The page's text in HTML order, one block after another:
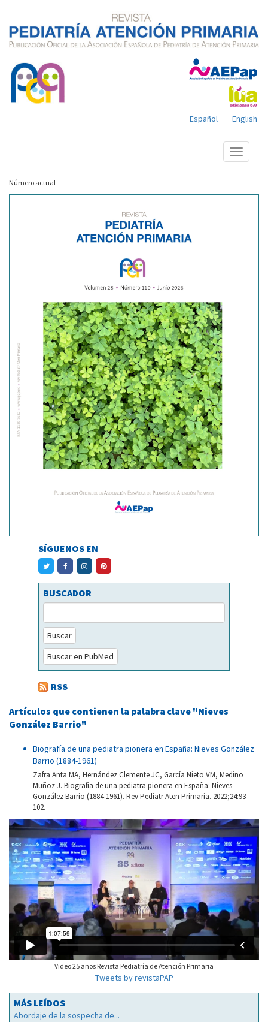
English
Español
Mostrar
menú
Número actual
SÍGUENOS EN
BUSCADOR
Buscar
Buscar en PubMed
RSS
Artículos que contienen la palabra clave "Nieves
González Barrio"
Biografía de una pediatra pionera en España: Nieves González
Barrio (1884-1961)
Zafra Anta MA, Hernández Clemente JC, García Nieto VM, Medino
Muñoz J. Biografía de una pediatra pionera en España: Nieves
González Barrio (1884-1961). Rev Pediatr Aten Primaria. 2022;24:93-
102.
Video 25 años Revista Pediatría de Atención Primaria
Tweets by revistaPAP
MÁS LEÍDOS
Abordaje de la sospecha de...